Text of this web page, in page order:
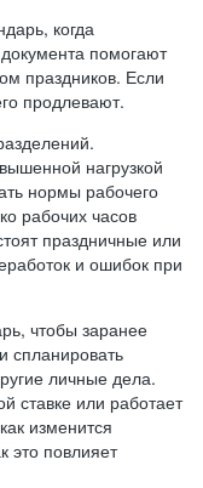
когда
помогают
праздников. Если
продлевают.
нагрузкой
нормы рабочего
рабочих часов
праздничные или
и ошибок при
чтобы заранее
спланировать
личные дела.
ставке или работает
изменится
это повлияет